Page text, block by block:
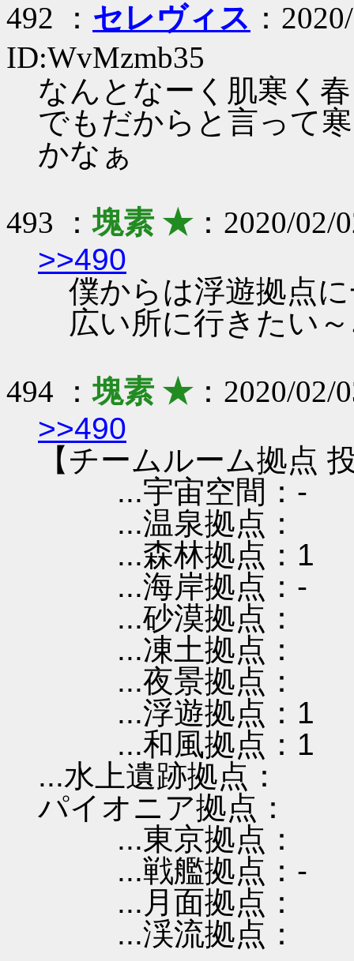
492 ： セレヴィス ：
ID:WvMzmb35
なんとなーく肌寒く
でもだからと言って
かなぁ
493 ：塊素 ★：2020/02/
>>490
僕からは浮遊拠点に
広い所に行きたい
494 ：塊素 ★：2020/02/
>>490
【チームルーム拠点
...宇宙空間：-
...温泉拠点：
...森林拠点：1
...海岸拠点：-
...砂漠拠点：
...凍土拠点：
...夜景拠点：
...浮遊拠点：1
...和風拠点：1
...水上遺跡拠点：
パイオニア拠点：
...東京拠点：
...戦艦拠点：-
...月面拠点：
...渓流拠点：